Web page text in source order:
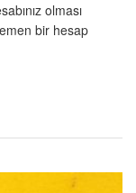
olması
bir hesap